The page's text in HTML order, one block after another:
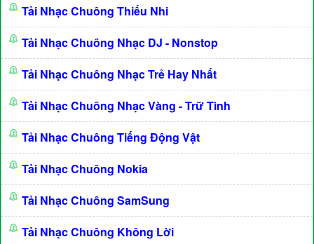
Tải Nhạc Chuông Thiếu Nhi
Tải Nhạc Chuông Nhạc DJ - Nonstop
Tải Nhạc Chuông Nhạc Trẻ Hay Nhất
Tải Nhạc Chuông Nhạc Vàng - Trữ Tình
Tải Nhạc Chuông Tiếng Động Vật
Tải Nhạc Chuông Nokia
Tải Nhạc Chuông SamSung
Tải Nhạc Chuông Không Lời